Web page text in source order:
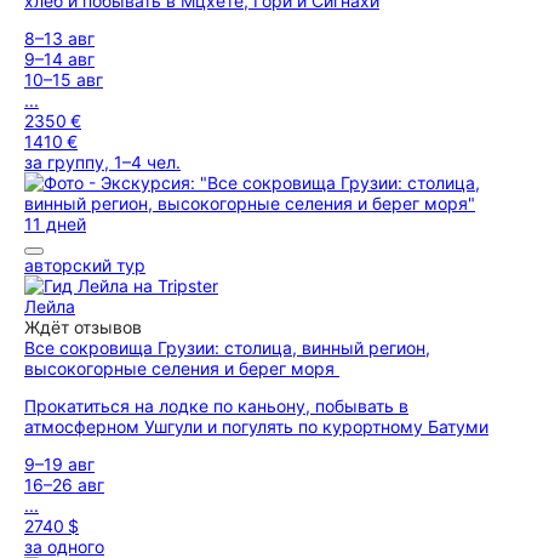
8–13 авг
9–14 авг
10–15 авг
...
2350 €
1410 €
за группу, 1–4 чел.
11 дней
авторский тур
Лейла
Ждёт отзывов
Все сокровища Грузии: столица, винный регион,
высокогорные селения и берег моря
Прокатиться на лодке по каньону, побывать в
атмосферном Ушгули и погулять по курортному Батуми
9–19 авг
16–26 авг
...
2740 $
за одного